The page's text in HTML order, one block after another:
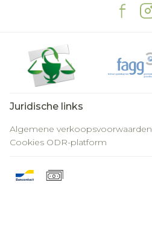
Juridische links
Algemene verkoopsvoorwaarden
Cookies ODR-platform